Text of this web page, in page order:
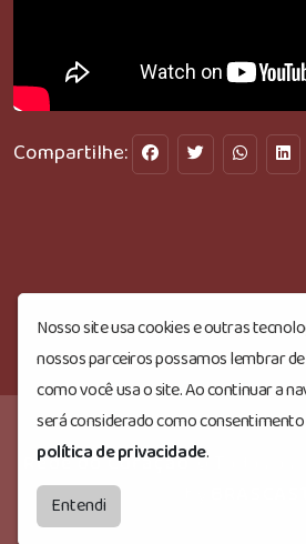
Compartilhe:
Nosso site usa cookies e outras
nossos parceiros possamos lembrar
como você usa o site. Ao continuar a
será considerado como
política de privacidade.
Entendi
Rede do Coração© Todos os